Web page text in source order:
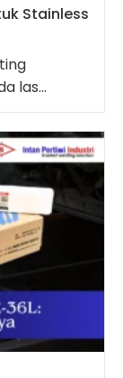
Stainless
las...